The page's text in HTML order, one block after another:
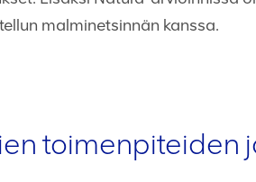
malminetsinnän kanssa.
toimenpiteiden